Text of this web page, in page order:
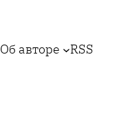
Об авторе RSS